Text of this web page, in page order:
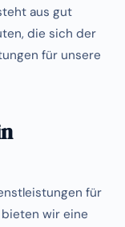
aus gut
die sich der
für unsere
für
wir eine